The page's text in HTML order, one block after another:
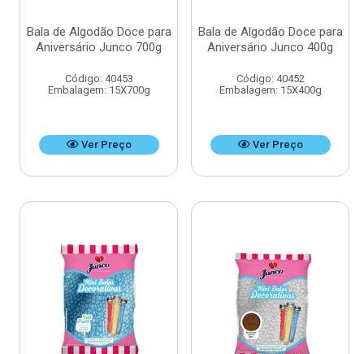
Bala de Algodão Doce para
Aniversário Junco 700g
Código: 40453
Embalagem: 15X700g
Ver Preço
Bala de Algodão Doce para
Aniversário Junco 400g
Código: 40452
Embalagem: 15X400g
Ver Preço